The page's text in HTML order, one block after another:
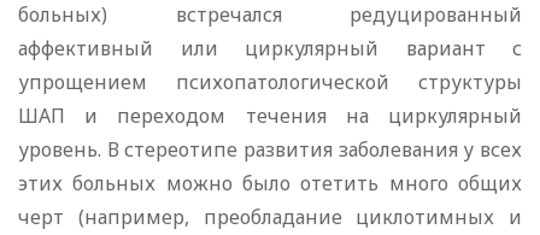
больных) встречался редуцированный
аффективный или циркулярный вариант с
упрощением психопатологической структуры
ШАП и переходом течения на циркулярный
уровень. В стереотипе развития заболевания у всех
этих больных можно было отетить много общих
черт (например, преобладание циклотимных и